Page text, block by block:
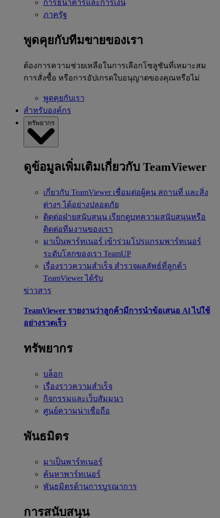
การธนาคารและการเงิน
ภาครัฐ
พูดคุยกับทีมขายของเรา
ต้องการความช่วยเหลือในการเลือกโซลูชันที่เหมาะสม
การสั่งซื้อ หรือการอัปเกรดใบอนุญาตของคุณหรือไม่
พูดคุยกับเรา
สำหรับองค์กร
ทรัพยากร
ดูข้อมูลเพิ่มเติมเกี่ยวกับ TeamViewer
เกี่ยวกับ TeamViewer เชื่อมต่อผู้คน สถานที่ และสิ่ง
ต่างๆ ได้อย่างปลอดภัย
ติดต่อฝ่ายสนับสนุน เรียกดูบทความสนับสนุนหรือ
ติดต่อทีมงานของเรา
มาเป็นพาร์ทเนอร์ เข้าร่วมโปรแกรมพาร์ทเนอร์
ระดับโลกของเรา TeamUP
เรื่องราวความสำเร็จ สำรวจผลลัพธ์ที่ลูกค้า
TeamViewer ได้รับ
ข่าวสาร
TeamViewer รายงานว่าลูกค้ามีการนำข้อเสนอ Al ไปใช้
อย่างรวดเร็ว
ทรัพยากร
บล็อก
เรื่องราวความสำเร็จ
กิจกรรมและเว็บสัมมนา
ศูนย์ความน่าเชื่อถือ
พันธมิตร
มาเป็นพาร์ทเนอร์
ค้นหาพาร์ทเนอร์
พันธมิตรด้านการบูรณาการ
การสนับสนุน